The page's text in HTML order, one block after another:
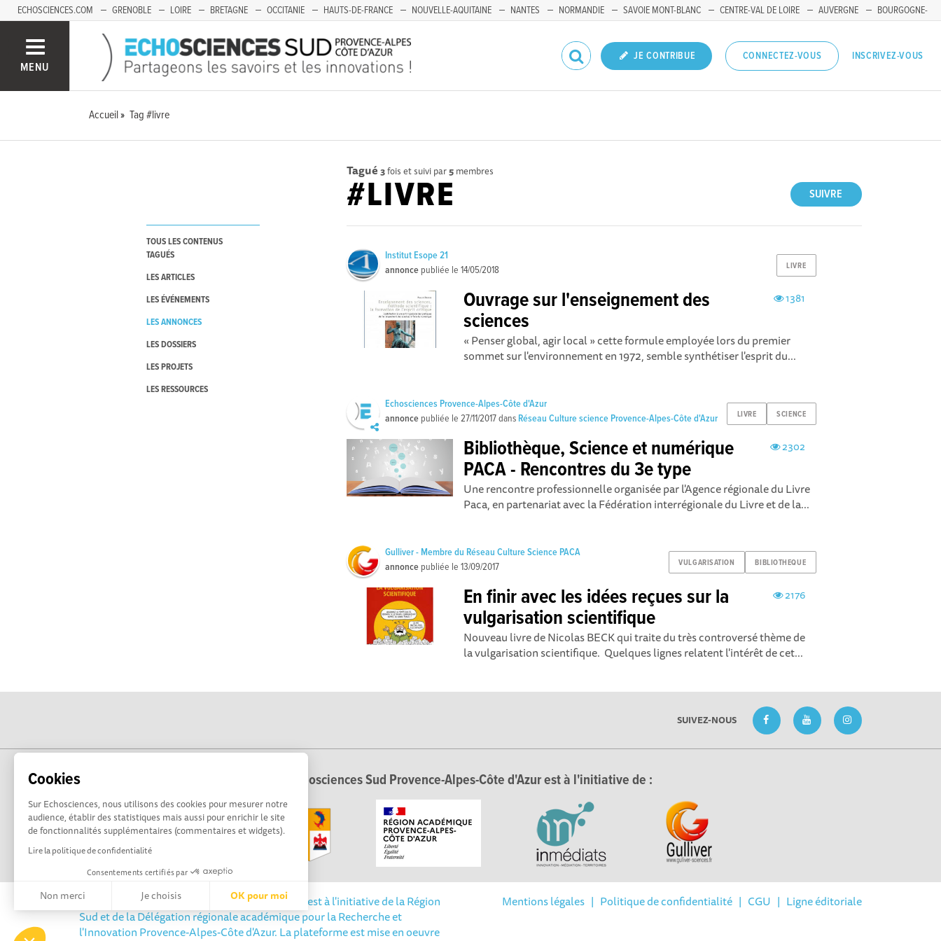
Cookies
Sur Echosciences, nous utilisons des cookies pour mesurer notre
audience, établir des statistiques mais aussi pour enrichir le site
de fonctionnalités supplémentaires (commentaires et widgets).
Lire la politique de confidentialité
Consentements certifiés par
Non merci Je choisis OK pour moi
Axeptio consent
Plateforme de Gestion du Consentement : Personnalisez vos Options
ECHOSCIENCES.COM GRENOBLE LOIRE BRETAGNE OCCITANIE HAUTS-DE-FRANCE NOUVELLE-AQUITAINE NANTES NORMANDIE SAVOIE MONT-BLANC CENTRE-VAL DE LOIRE AUVERGNE
BOURGOGNE-
MENU
JE CONTRIBUE CONNECTEZ-VOUS INSCRIVEZ-VOUS
Accueil Tag #livre
TOUS LES CONTENUS
TAGUÉS
LES ARTICLES
LES ÉVÉNEMENTS
LES ANNONCES
LES DOSSIERS
LES PROJETS
LES RESSOURCES
Tagué 3fois et suivi par5 membres
SUIVRE
#LIVRE
LIVRE
Institut Esope 21
annonce publiée le14/05/2018
1381
Ouvrage sur l'enseignement des
sciences
« Penser global, agir local » cette formule employée lors du premier
sommet sur l'environnement en 1972, semble synthétiser l'esprit du...
LIVRE SCIENCE
Echosciences Provence-Alpes-Côte d'Azur
annonce publiée le27/11/2017dans Réseau Culture science Provence-Alpes-Côte d'Azur
2302
Bibliothèque, Science et numérique
PACA - Rencontres du 3e type
Une rencontre professionnelle organisée par l'Agence régionale du Livre
Paca, en partenariat avec la Fédération interrégionale du Livre et de la...
VULGARISATION BIBLIOTHEQUE
Gulliver - Membre du Réseau Culture Science PACA
annonce publiée le13/09/2017
2176
En finir avec les idées reçues sur la
vulgarisation scientifique
Nouveau livre de Nicolas BECK qui traite du très controversé thème de
la vulgarisation scientifique. Quelques lignes relatent l'intérêt de cet...
SUIVEZ-NOUS
Echosciences Sud Provence-Alpes-Côte d'Azur est à l'initiative de :
Echosciences Sud Provence-Alpes-Côte d'Azur est à l'initiative de la Région
Sud et de la Délégation régionale académique pour la Recherche et
l'Innovation Provence-Alpes-Côte d'Azur. La plateforme est mise en oeuvre
Mentions légales| Politique de confidentialité| CGU | Ligne éditoriale